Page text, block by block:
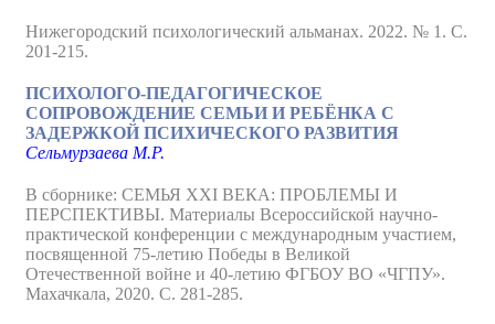
Нижегородский психологический альманах. 2022. № 1. С.
201-215.
ПСИХОЛОГО-ПЕДАГОГИЧЕСКОЕ
СОПРОВОЖДЕНИЕ СЕМЬИ И РЕБЁНКА С
ЗАДЕРЖКОЙ ПСИХИЧЕСКОГО РАЗВИТИЯ
Сельмурзаева М.Р.
В сборнике: СЕМЬЯ XXI ВЕКА: ПРОБЛЕМЫ И
ПЕРСПЕКТИВЫ. Материалы Всероссийской научно-
практической конференции с международным участием,
посвященной 75-летию Победы в Великой
Отечественной войне и 40-летию ФГБОУ ВО «ЧГПУ».
Махачкала, 2020. С. 281-285.